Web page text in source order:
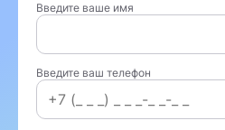
Введите ваше имя
Введите ваш телефон